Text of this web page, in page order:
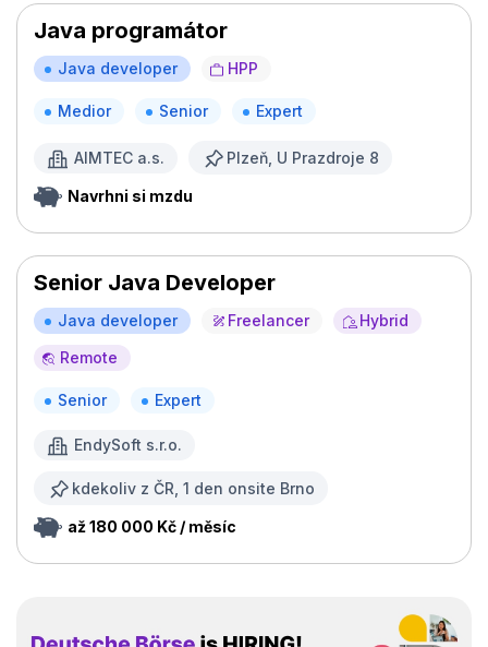
Java programátor
Java developer HPP
Medior Senior Expert
AIMTEC a.s. Plzeň, U Prazdroje 8
Navrhni si mzdu
Senior Java Developer
Java developer Freelancer
Hybrid
Remote
Senior Expert
EndySoft s.r.o.
kdekoliv z ČR, 1 den onsite Brno
až 180 000 Kč / měsíc